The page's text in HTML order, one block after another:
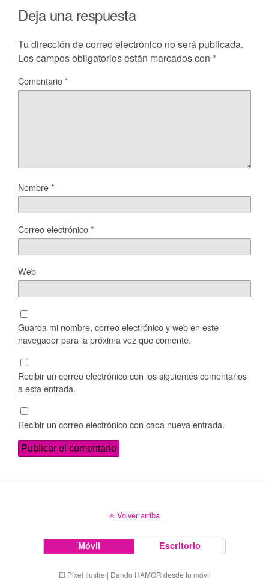
Deja una respuesta
Tu dirección de correo electrónico no será publicada.
Los campos obligatorios están marcados con *
Comentario*
Nombre*
Correo electrónico*
Web
Guarda mi nombre, correo electrónico y web en este
navegador para la próxima vez que comente.
Recibir un correo electrónico con los siguientes comentarios
a esta entrada.
Recibir un correo electrónico con cada nueva entrada.
Volver arriba
Móvil Escritorio
El Pixel Ilustre | Dando HAMOR desde tu móvil